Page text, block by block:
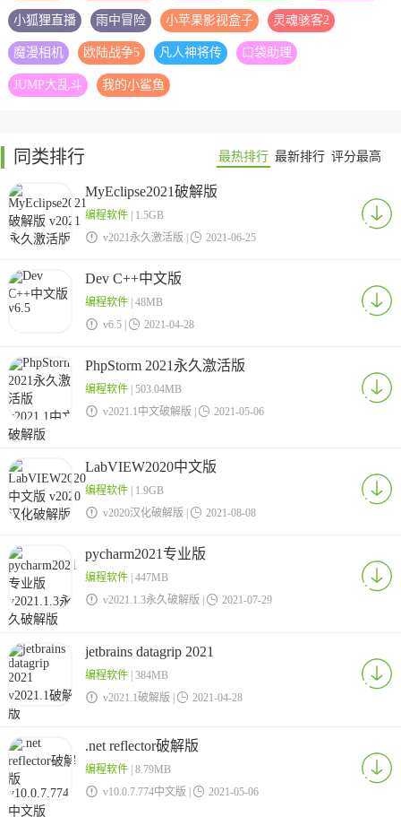
小狐狸直播 雨中冒险 小苹果影视盒子 灵魂骇客2
魔漫相机 欧陆战争5 凡人神将传 口袋助理
JUMP大乱斗 我的小鲨鱼
同类排行 最热排行 最新排行 评分最高
MyEclipse2021破解版
编程软件| 1.5GB
 v2021永久激活版 |  2021-06-25
Dev C++中文版
编程软件| 48MB
 v6.5 |  2021-04-28
PhpStorm 2021永久激活版
编程软件| 503.04MB
 v2021.1中文破解版 |  2021-05-06
LabVIEW2020中文版
编程软件| 1.9GB
 v2020汉化破解版 |  2021-08-08
pycharm2021专业版
编程软件| 447MB
 v2021.1.3永久破解版 |  2021-07-29
jetbrains datagrip 2021
编程软件| 384MB
 v2021.1破解版 |  2021-04-28
.net reflector破解版
编程软件| 8.79MB
 v10.0.7.774中文版 |  2021-05-06